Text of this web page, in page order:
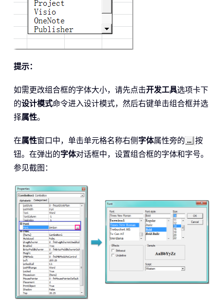
提示：
如需更改组合框的字体大小，请先点击开发工具选项卡下
的设计模式命令进入设计模式，然后右键单击组合框并选
择属性。
在属性窗口中，单击单元格名称右侧字体属性旁的
按
钮。在弹出的字体对话框中，设置组合框的字体和字号。
参见截图：